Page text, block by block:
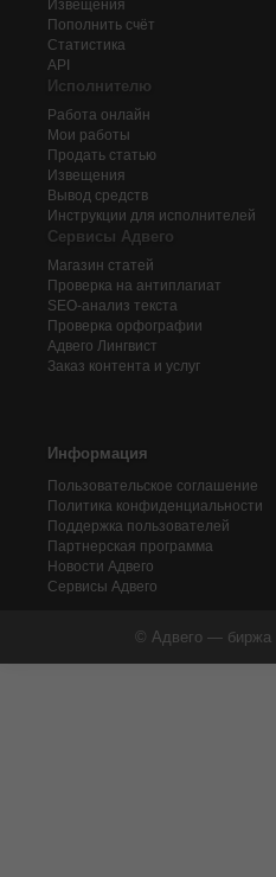
Извещения
Пополнить счёт
Статистика
API
Исполнителю
Работа онлайн
Мои работы
Продать статью
Извещения
Вывод средств
Инструкции для исполнителей
Сервисы Адвего
Магазин статей
Проверка на антиплагиат
SEO-анализ текста
Проверка орфографии
Адвего Лингвист
Заказ контента и услуг
Информация
Пользовательское соглашение
Политика конфиденциальности
Поддержка пользователей
Партнерская программа
Новости Адвего
Сервисы Адвего
© Адвего — биржа